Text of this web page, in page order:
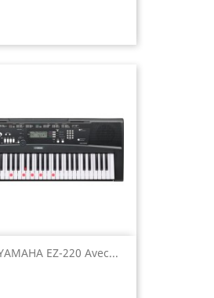
EZ-220 Avec...